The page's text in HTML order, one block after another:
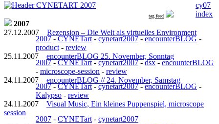
cy07
index
tag feed
2007
27.12.2007 Rezension – Die Welt als virtuelles Environment
2007-CYNETart-cynetart2007-encounterBLOG -
product - review
25.11.2007 encounterBLOG 25. November, Sonntag
2007-CYNETart-cynetart2007-dsx-encounterBLOG
- microscope-session - review
24.11.2007 encounterBLOG // 24. November, Samstag
2007-CYNETart-cynetart2007-encounterBLOG -
Kalypso - review
24.11.2007 Visual Music, Ein kleines Puppenspiel, microscope
session
2007 - CYNETart - cynetart2007